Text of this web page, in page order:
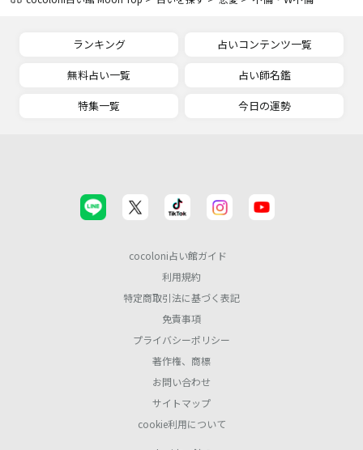
ランキング
占いコンテンツ一覧
無料占い一覧
占い師名鑑
特集一覧
今日の運勢
cocoloni占い館ガイド
利用規約
特定商取引法に基づく表記
免責事項
プライバシーポリシー
著作権、商標
お問い合わせ
サイトマップ
cookie利用について